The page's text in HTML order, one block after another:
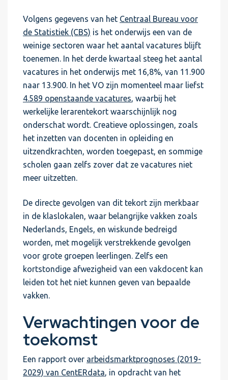
Volgens gegevens van het Centraal Bureau voor
de Statistiek (CBS) is het onderwijs een van de
weinige sectoren waar het aantal vacatures blijft
toenemen. In het derde kwartaal steeg het aantal
vacatures in het onderwijs met 16,8%, van 11.900
naar 13.900. In het VO zijn momenteel maar liefst
4.589 openstaande vacatures, waarbij het
werkelijke lerarentekort waarschijnlijk nog
onderschat wordt. Creatieve oplossingen, zoals
het inzetten van docenten in opleiding en
uitzendkrachten, worden toegepast, en sommige
scholen gaan zelfs zover dat ze vacatures niet
meer uitzetten.
De directe gevolgen van dit tekort zijn merkbaar
in de klaslokalen, waar belangrijke vakken zoals
Nederlands, Engels, en wiskunde bedreigd
worden, met mogelijk verstrekkende gevolgen
voor grote groepen leerlingen. Zelfs een
kortstondige afwezigheid van een vakdocent kan
leiden tot het niet kunnen geven van bepaalde
vakken.
Verwachtingen voor de
toekomst
Een rapport over arbeidsmarktprognoses (2019-
2029) van CentERdata, in opdracht van het